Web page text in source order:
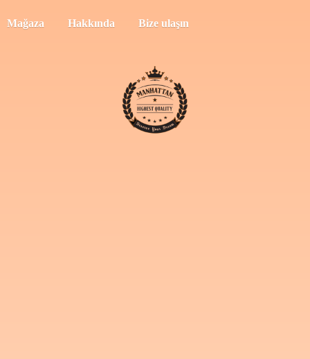
Mağaza Hakkında Bize ulaşın